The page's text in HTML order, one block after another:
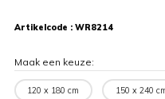
Artikelcode : WR8214
Maak een keuze:
120 x 180 cm 150 x 240